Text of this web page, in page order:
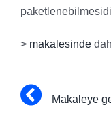
> makalesinde
Makaleye